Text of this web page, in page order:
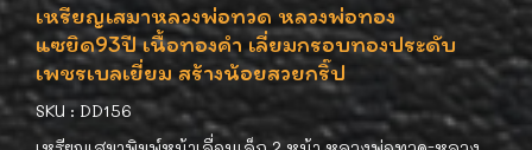
เหรียญเสมาหลวงพ่อทวด หลวงพ่อทอง
แซยิด93ปี เนื้อทองคำ เลี่ยมกรอบทองประดับ
เพชรเบลเยี่ยม สร้างน้อยสวยกริ๊ป
SKU : DD156